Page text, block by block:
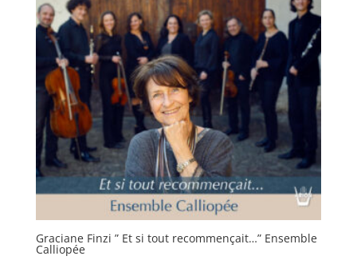
Graciane Finzi ” Et si tout recommençait…” Ensemble
Calliopée